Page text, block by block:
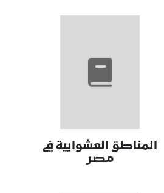
المناطق العشوايية في
مصر